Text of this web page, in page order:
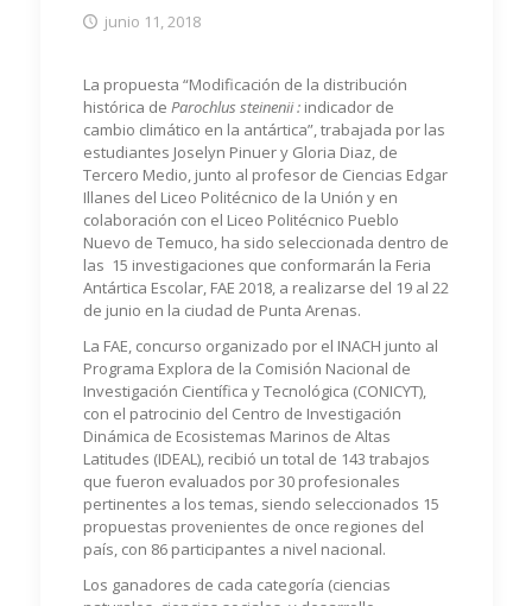
junio 11, 2018
La propuesta “Modificación de la distribución
histórica de Parochlus steinenii : indicador de
cambio climático en la antártica”, trabajada por las
estudiantes Joselyn Pinuer y Gloria Diaz, de
Tercero Medio, junto al profesor de Ciencias Edgar
Illanes del Liceo Politécnico de la Unión y en
colaboración con el Liceo Politécnico Pueblo
Nuevo de Temuco, ha sido seleccionada dentro de
las 15 investigaciones que conformarán la Feria
Antártica Escolar, FAE 2018, a realizarse del 19 al 22
de junio en la ciudad de Punta Arenas.
La FAE, concurso organizado por el INACH junto al
Programa Explora de la Comisión Nacional de
Investigación Científica y Tecnológica (CONICYT),
con el patrocinio del Centro de Investigación
Dinámica de Ecosistemas Marinos de Altas
Latitudes (IDEAL), recibió un total de 143 trabajos
que fueron evaluados por 30 profesionales
pertinentes a los temas, siendo seleccionados 15
propuestas provenientes de once regiones del
país, con 86 participantes a nivel nacional.
Los ganadores de cada categoría (ciencias